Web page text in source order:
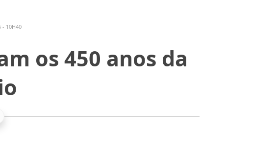
- 10H40
os 450 anos da